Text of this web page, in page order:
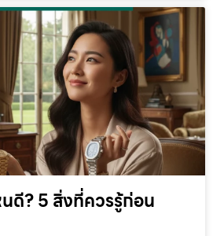
ดี? 5 สิ่งที่ควรรู้ก่อน